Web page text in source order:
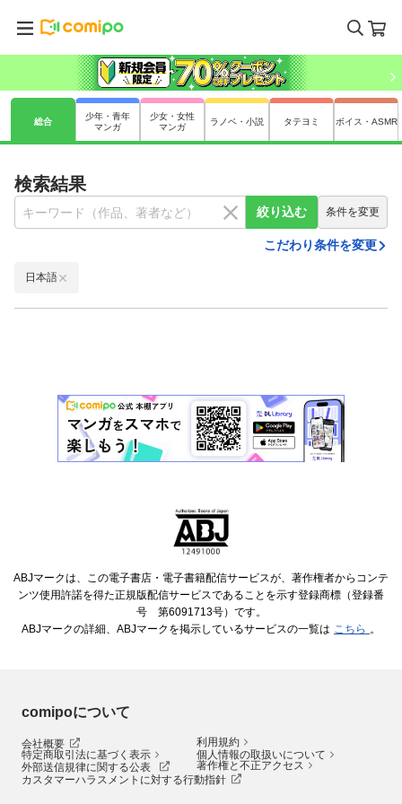
総合
少年・青年
マンガ
少女・女性
マンガ
ラノベ・小説 タテヨミ ボイス・ASMR
検索結果
絞り込む 条件を変更
こだわり条件を変更
日本語
ABJマークは、この電子書店・電子書籍配信サービスが、著作権者からコンテ
ンツ使用許諾を得た正規版配信サービスであることを示す登録商標（登録番
号 第6091713号）です。
ABJマークの詳細、ABJマークを掲示しているサービスの一覧は こちら 。
comipoについて
会社概要
利用規約
特定商取引法に基づく表示
個人情報の取扱いについて
外部送信規律に関する公表
著作権と不正アクセス
カスタマーハラスメントに対する行動指針